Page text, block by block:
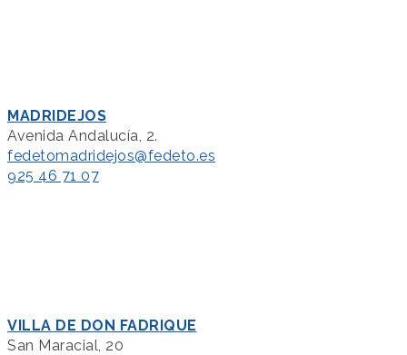
MADRIDEJOS
Avenida Andalucía, 2.
fedetomadridejos@fedeto.es
925 46 71 07
VILLA DE DON FADRIQUE
San Maracial, 20